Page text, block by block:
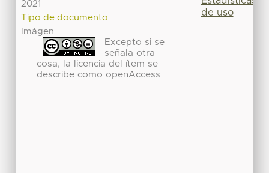
2021
Tipo de documento
Imágen
Excepto si se
señala otra
cosa, la licencia del ítem se
describe como openAccess
de uso